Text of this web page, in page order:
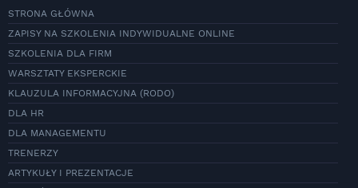
STRONA GŁÓWNA
ZAPISY NA SZKOLENIA INDYWIDUALNE ONLINE
SZKOLENIA DLA FIRM
WARSZTATY EKSPERCKIE
KLAUZULA INFORMACYJNA (RODO)
DLA HR
DLA MANAGEMENTU
TRENERZY
ARTYKUŁY I PREZENTACJE